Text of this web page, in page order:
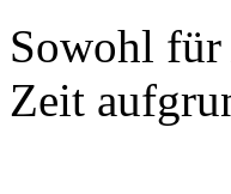
Sowohl
Zeit